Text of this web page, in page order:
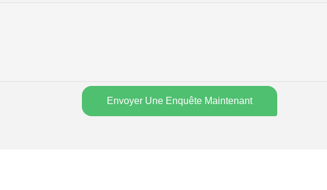
Envoyer Une Enquête Maintenant